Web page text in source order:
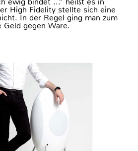
High Fidelity stellte sich eine
In der Regel ging man zum
Geld gegen Ware.